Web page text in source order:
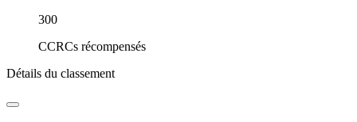
300
CCRCs récompensés
Détails du classement